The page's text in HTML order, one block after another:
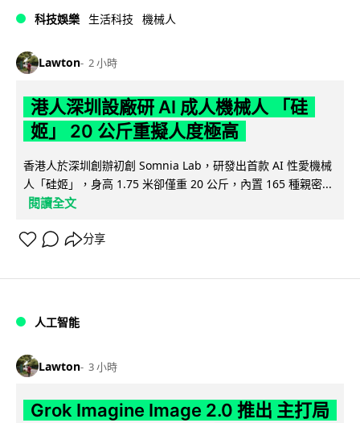
科技娛樂 生活科技 機械人
Lawton 2 小時
港人深圳設廠研 AI 成人機械人 「硅
姬」 20 公斤重擬人度極高
香港人於深圳創辦初創 Somnia Lab，研發出首款 AI 性愛機械
人「硅姬」，身高 1.75 米卻僅重 20 公斤，內置 165 種親密...
閱讀全文
分享
人工智能
Lawton 3 小時
Grok Imagine Image 2.0 推出 主打局